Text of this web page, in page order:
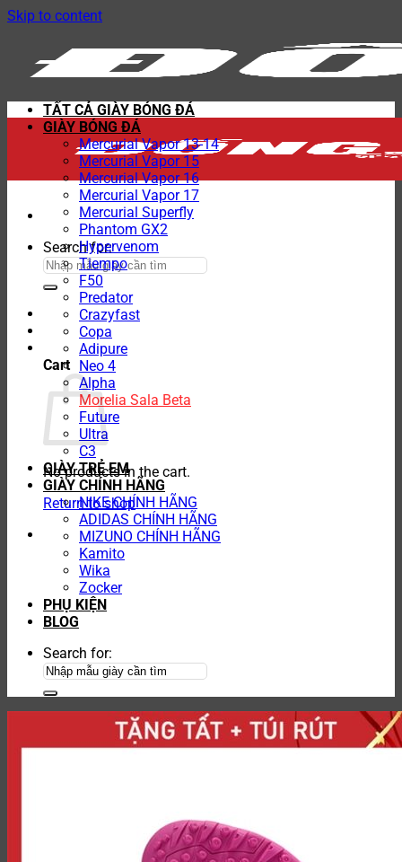
Skip to content
Search for:
Cart
No products in the cart.
Return to shop
TẤT CẢ GIÀY BÓNG ĐÁ
GIÀY BÓNG ĐÁ
Mercurial Vapor 13-14
Mercurial Vapor 15
Mercurial Vapor 16
Mercurial Vapor 17
Mercurial Superfly
Phantom GX2
Hypervenom
Tiempo
F50
Predator
Crazyfast
Copa
Adipure
Neo 4
Alpha
Morelia Sala Beta
Future
Ultra
C3
GIÀY TRẺ EM
GIÀY CHÍNH HÃNG
NIKE CHÍNH HÃNG
ADIDAS CHÍNH HÃNG
MIZUNO CHÍNH HÃNG
Kamito
Wika
Zocker
PHỤ KIỆN
BLOG
Search for: